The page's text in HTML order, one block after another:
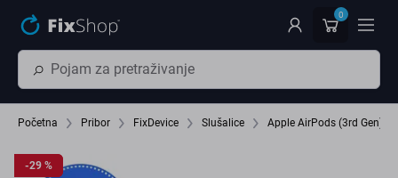
0
Početna Pribor FixDevice Slušalice Apple AirPods (3rd Gen) -
-29 %
-29 %